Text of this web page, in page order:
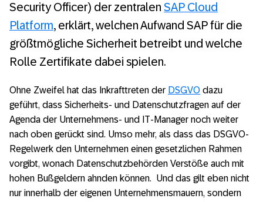
Security Officer) der zentralen SAP Cloud
Platform, erklärt, welchen Aufwand SAP für die
größtmögliche Sicherheit betreibt und welche
Rolle Zertifikate dabei spielen.
Ohne Zweifel hat das Inkrafttreten der DSGVO dazu
geführt, dass Sicherheits- und Datenschutzfragen auf der
Agenda der Unternehmens- und IT-Manager noch weiter
nach oben gerückt sind. Umso mehr, als dass das DSGVO-
Regelwerk den Unternehmen einen gesetzlichen Rahmen
vorgibt, wonach Datenschutzbehörden Verstöße auch mit
hohen Bußgeldern ahnden können. Und das gilt eben nicht
nur innerhalb der eigenen Unternehmensmauern, sondern